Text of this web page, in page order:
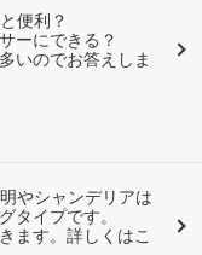
便利？
ーにできる？
いのでお答えしま
やシャンデリアは
タイプです。
ます。詳しくはこ